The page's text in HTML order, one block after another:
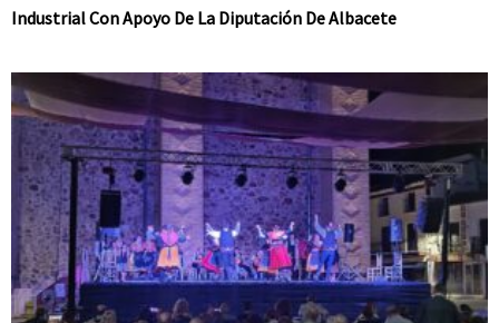
Industrial Con Apoyo De La Diputación De Albacete